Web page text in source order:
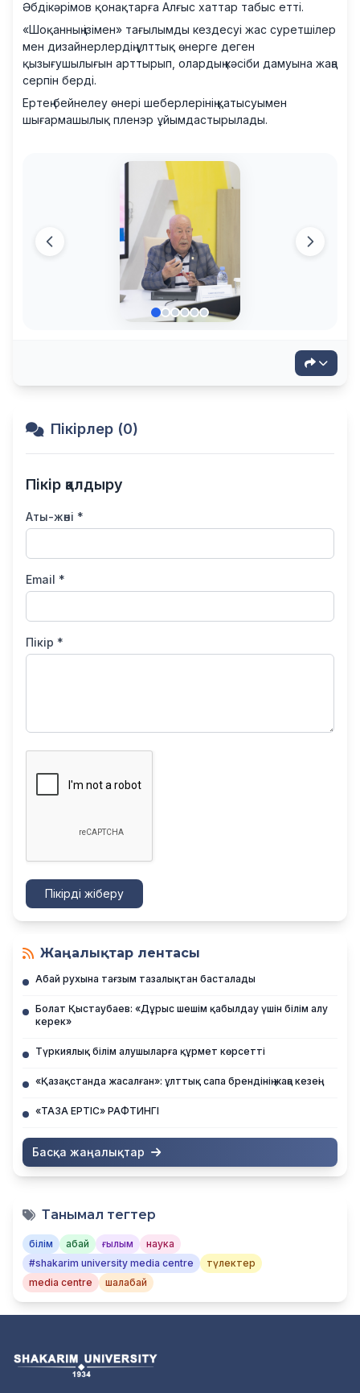
Әбдікәрімов қонақтарға Алғыс хаттар табыс етті.
«Шоқанның ізімен» тағылымды кездесуі жас суретшілер
мен дизайнерлердің ұлттық өнерге деген
қызығушылығын арттырып, олардың кәсіби дамуына жаңа
серпін берді.
Ертең бейнелеу өнері шеберлерінің қатысуымен
шығармашылық пленэр ұйымдастырылады.
Пікірлер (0)
Пікір қалдыру
Аты-жөні *
Email *
Пікір *
Пікірді жіберу
Жаңалықтар лентасы
Абай рухына тағзым тазалықтан басталады
Болат Қыстаубаев: «Дұрыс шешім қабылдау үшін білім алу
керек»
Түркиялық білім алушыларға құрмет көрсетті
«Қазақстанда жасалған»: ұлттық сапа брендінің жаңа кезеңі
«ТАЗА ЕРТІС» РАФТИНГІ
Басқа жаңалықтар
Танымал тегтер
білім абай ғылым
наука
#shakarim university media centre
түлектер
media centre
шалабай